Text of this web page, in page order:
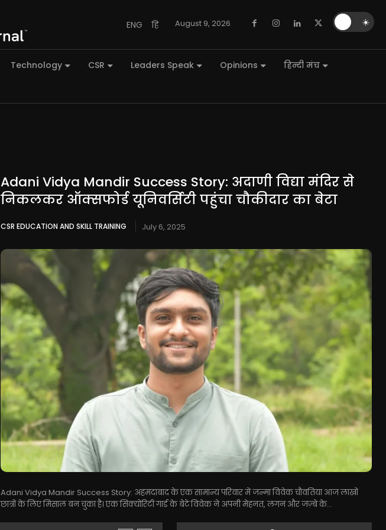
ENG हि August 9, 2026
Technology CSR Leaders Speak Opinions
हिन्दी मंच
Adani Vidya Mandir Success Story: अदाणी विद्या मंदिर से
निकलकर ऑक्सफोर्ड यूनिवर्सिटी पहुंचा चौकीदार का बेटा
CSR EDUCATION AND SKILL TRAINING July 6, 2025
Adani Vidya Mandir Success Story: अहमदाबाद के एक सामान्य परिवार में जन्मा विवेक चौवतिया आज लाखों
छात्रों के लिए मिसाल बन चुका है। एक सिक्योरिटी गार्ड के बेटे विवेक ने अपनी मेहनत, लगन और जज़्बे के...
☀️